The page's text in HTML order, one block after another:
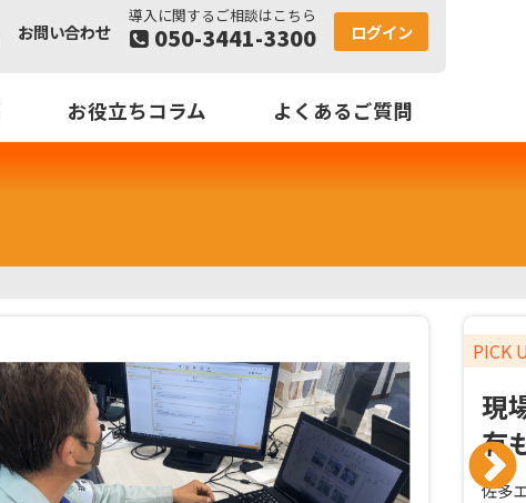
お問い合わせ 050-3441-3300 ログイン
お役立ちコラム よくあるご質問
PICK
現
有
佐多